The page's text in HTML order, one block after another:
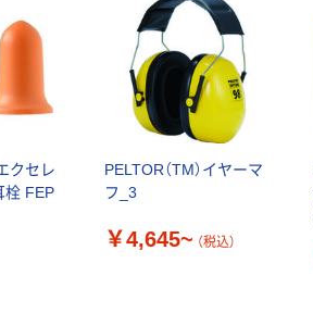
クセレ
栓 FEP
PELTOR（TM）イヤーマ
フ_3
￥4,645~ （税込）